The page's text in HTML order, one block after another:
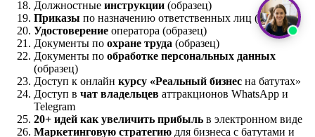
Должностные инструкции (образец)
Приказы по назначению ответственных лиц (образец)
Удостоверение оператора (образец)
Документы по охране труда (образец)
Документы по обработке персональных данных
(образец)
Доступ к онлайн курсу «Реальный бизнес на батутах»
Доступ в чат владельцев аттракционов WhatsApp и
Telegram
20+ идей как увеличить прибыль в электронном виде
Маркетинговую стратегию для бизнеса с батутами и